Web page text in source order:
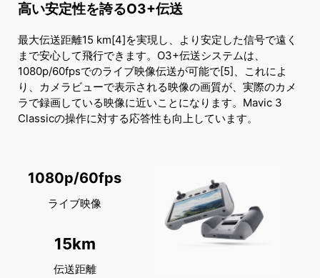
高い安定性を誇るO3+伝送
最大伝送距離15 km[4]を実現し、より安定した信号で遠く
まで安心して飛行できます。O3+伝送システムは、
1080p/60fpsでのライブ映像伝送が可能で[5]、これによ
り、カメラビューで表示される映像の画質が、実際のカメ
ラで録画している映像に近いことになります。Mavic 3
Classicの操作に対する応答性も向上しています。
1080p/60fps
ライブ映像
15km
伝送距離